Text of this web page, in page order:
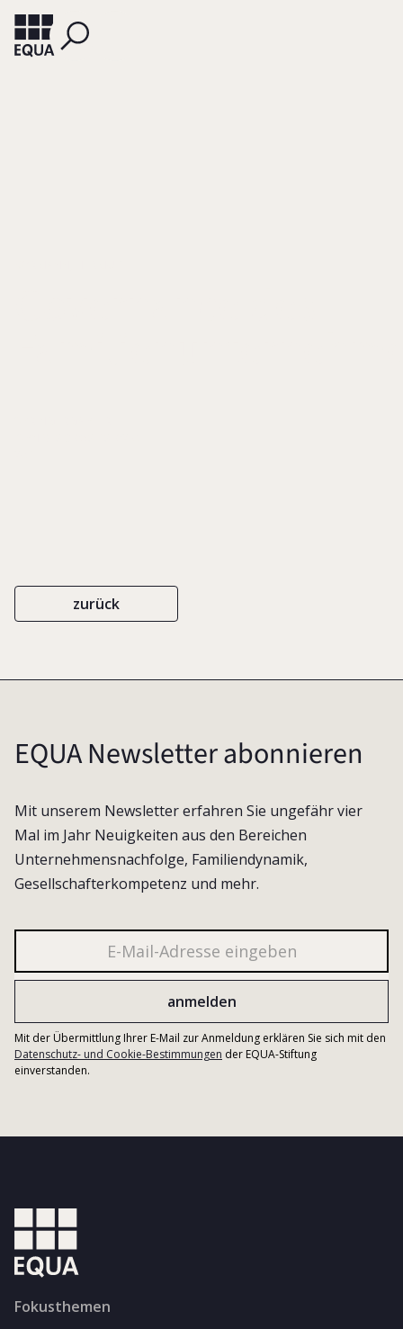
zurück
EQUA Newsletter abonnieren
Mit unserem Newsletter erfahren Sie ungefähr vier
Mal im Jahr Neuigkeiten aus den Bereichen
Unternehmensnachfolge, Familiendynamik,
Gesellschafterkompetenz und mehr.
Mit der Übermittlung Ihrer E-Mail zur Anmeldung erklären Sie sich mit den
Datenschutz- und Cookie-Bestimmungen der EQUA-Stiftung
einverstanden.
Fokusthemen